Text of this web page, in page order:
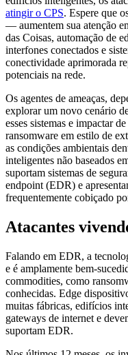
atingir o CPS. Espere que
— aumentem sua atenção
das Coisas, automação de
interfones conectados e
conectividade aprimorada
potenciais na rede.
Os agentes de ameaças,
explorar um novo cenário
esses sistemas e impactar
ransomware em estilo de
as condições ambientais
inteligentes não baseados
suportam sistemas de
endpoint (EDR) e
frequentemente cobiçado
Atacantes
Falando em EDR, a
e é amplamente bem-
commodities, como
conhecidas. Edge
muitas fábricas, edifícios
gateways de internet e
suportam EDR.